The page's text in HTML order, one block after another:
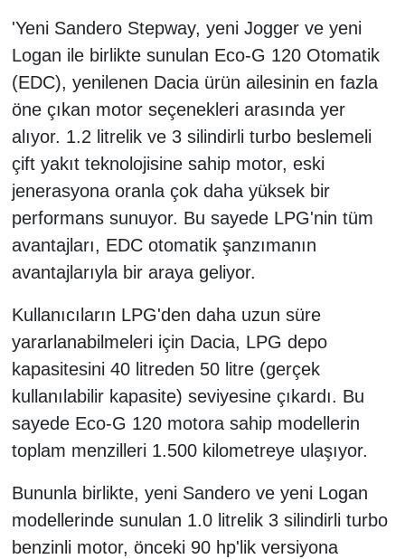
'Yeni Sandero Stepway, yeni Jogger ve yeni
Logan ile birlikte sunulan Eco-G 120 Otomatik
(EDC), yenilenen Dacia ürün ailesinin en fazla
öne çıkan motor seçenekleri arasında yer
alıyor. 1.2 litrelik ve 3 silindirli turbo beslemeli
çift yakıt teknolojisine sahip motor, eski
jenerasyona oranla çok daha yüksek bir
performans sunuyor. Bu sayede LPG'nin tüm
avantajları, EDC otomatik şanzımanın
avantajlarıyla bir araya geliyor.
Kullanıcıların LPG'den daha uzun süre
yararlanabilmeleri için Dacia, LPG depo
kapasitesini 40 litreden 50 litre (gerçek
kullanılabilir kapasite) seviyesine çıkardı. Bu
sayede Eco-G 120 motora sahip modellerin
toplam menzilleri 1.500 kilometreye ulaşıyor.
Bununla birlikte, yeni Sandero ve yeni Logan
modellerinde sunulan 1.0 litrelik 3 silindirli turbo
benzinli motor, önceki 90 hp'lik versiyona